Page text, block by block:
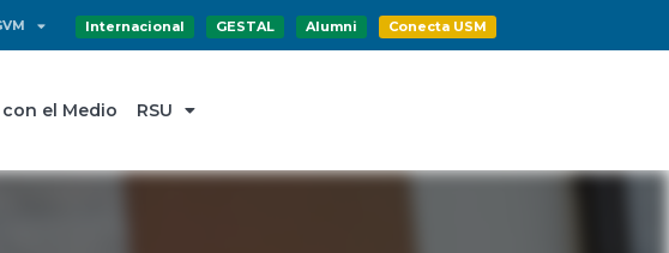
Internacional GESTAL Alumni Conecta USM
el Medio RSU